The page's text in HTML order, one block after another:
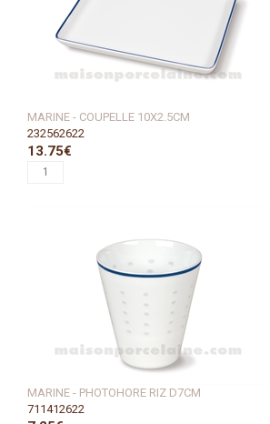
MARINE - COUPELLE 10X2.5CM
232562622
13.75€
MARINE - PHOTOHORE RIZ D7CM
711412622